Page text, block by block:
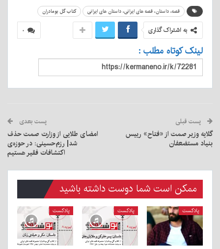
قصه‌، داستان، قصه های ایرانی، داستان های ایرانی کتاب گل بومادران
۰ به اشتراک گذاری
لینک کوتاه مطلب :
پست قبلی
گلایه وزیر صمت از «فتاح» رییس
بنیاد مستضعفان
پست بعدی
امضای طلایی از وزارت صمت حذف
شد| رزم‌حسینی: در حوزه‌ی
اکتشافات فقیر هستیم
ممکن است شما دوست داشته باشید
پادکست پادکست پادکست